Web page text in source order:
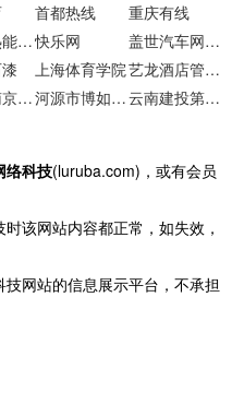
首都热线
重庆有线
博瑞特热能设备快乐网
盖世汽车网汽配供应商
上海体育学院
艺龙酒店管理系统
龙虎网南京政务 河源市博如科技 云南建投第六建设
络科技(luruba.com)，或有会员
该网站内容都正常，如失效，
网站的信息展示平台，不承担